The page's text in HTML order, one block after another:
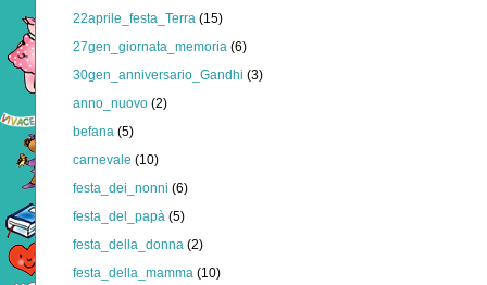
22aprile_festa_Terra (15)
27gen_giornata_memoria (6)
30gen_anniversario_Gandhi (3)
anno_nuovo (2)
befana (5)
carnevale (10)
festa_dei_nonni (6)
festa_del_papà (5)
festa_della_donna (2)
festa_della_mamma (10)